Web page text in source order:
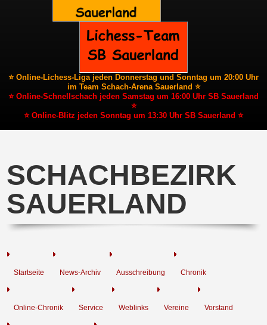
⭐ Online-Lichess-Liga jeden Donnerstag und Sonntag um 20:00 Uhr
im Team Schach-Arena Sauerland ⭐
⭐ Online-Schnellschach jeden Samstag um 16:00 Uhr SB Sauerland
⭐
⭐ Online-Blitz jeden Sonntag um 13:30 Uhr SB Sauerland ⭐
SCHACHBEZIRK
SAUERLAND
Startseite News-Archiv Ausschreibung Chronik
Online-Chronik Service Weblinks Vereine Vorstand